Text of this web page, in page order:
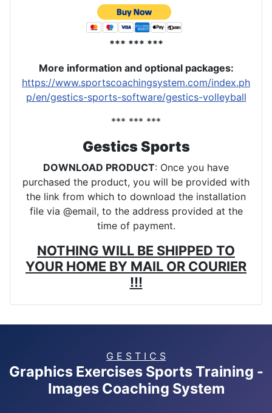
*** *** ***
More information and optional packages:
https://www.sportscoachingsystem.com/index.ph
p/en/gestics-sports-software/gestics-volleyball
*** *** ***
Gestics Sports
DOWNLOAD PRODUCT: Once you have
purchased the product, you will be provided with
the link from which to download the installation
file via @email, to the address provided at the
time of payment.
NOTHING WILL BE SHIPPED TO
YOUR HOME BY MAIL OR COURIER
!!!
G E S T I C S
Graphics Exercises Sports Training -
Images Coaching System